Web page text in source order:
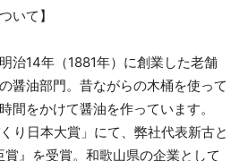
いて】
治14年（1881年）に創業した老舗
醤油部門。昔ながらの木桶を使って
間をかけて醤油を作っています。
り日本大賞」にて、弊社代表新古と
』を受賞。和歌山県の企業として